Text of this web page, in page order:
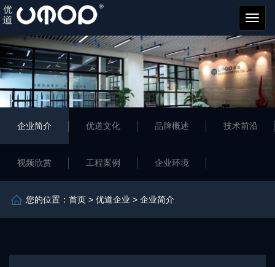
优道
管业
企业简介 优道文化 品牌概述 技术前沿
视频欣赏 工程案例 企业环境
您的位置： 首页 > 优道企业 > 企业简介